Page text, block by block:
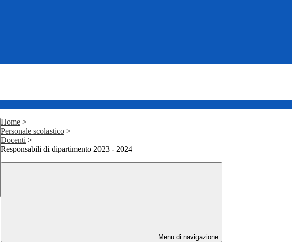
Home >
Personale scolastico >
Docenti >
Responsabili di dipartimento 2023 - 2024
Menu di navigazione